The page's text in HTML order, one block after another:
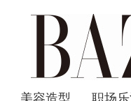
美容造型 职场